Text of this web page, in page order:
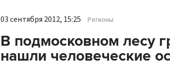
03 сентября 2012, 15:25 Регионы
В подмосковном лесу
нашли человеческие